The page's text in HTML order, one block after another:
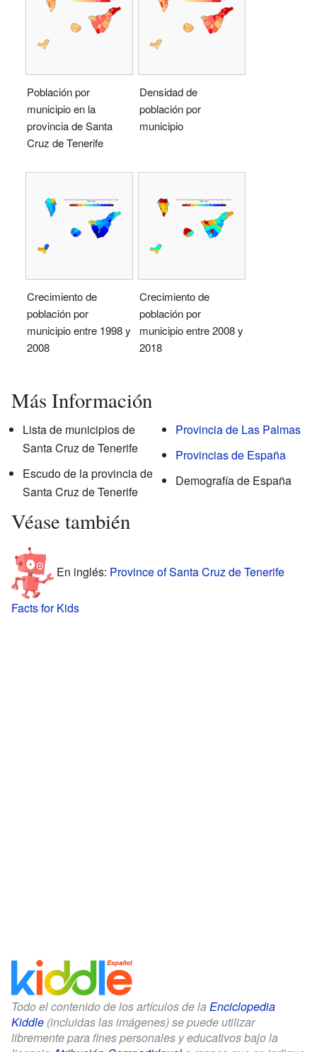
Población por
municipio en la
provincia de Santa
Cruz de Tenerife
Densidad de
población por
municipio
Crecimiento de
población por
municipio entre 1998 y
2008
Crecimiento de
población por
municipio entre 2008 y
2018
Más Información
Lista de municipios de
Santa Cruz de Tenerife
Escudo de la provincia de
Santa Cruz de Tenerife
Provincia de Las Palmas
Provincias de España
Demografía de España
Véase también
En inglés: Province of Santa Cruz de Tenerife
Facts for Kids
Todo el contenido de los artículos de la Enciclopedia
Kiddle (incluidas las imágenes) se puede utilizar
libremente para fines personales y educativos bajo la